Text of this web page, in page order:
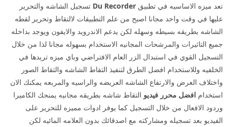
تعد ميزه الاساسيه في تطبيق Du Recorder
تسجيل الشاشه والتحرير
عليها في وقت واحد مجانا اصبح من علم التطبيقات لالتقاط وتحرير لقطه
الشاشه بطريقه بسيطه وسهله لكن يدعم الاندرويد والايفون ويوجد بداخله
جميع التاثيرات والمرشحات المجانيه الاستخدام بسهوله مجانا لذا من خلال
التسجيل القوي في استبدال الزر العام الافتراضي وباي ميزه تريدها في
الخلفيه وللاستخدام افضل الطرق لتنفيذ التقاط الشاشه والتقاط الصور
واختلاف العرض والارتفاع الشاشه العريضه والراسيه والمربعه يمكنك الان
استخدام افضل محرر فيديو التقاط شاشه بطريقه مجانيه يمنحك الكاميرا
وردود الافعال من خلال التسجيل كما يوفر ادوات مميزه للتحرير على
الفيديو بعد تسجيله ومشاركته مع اصدقائك بدون العلامه المائيه لكن